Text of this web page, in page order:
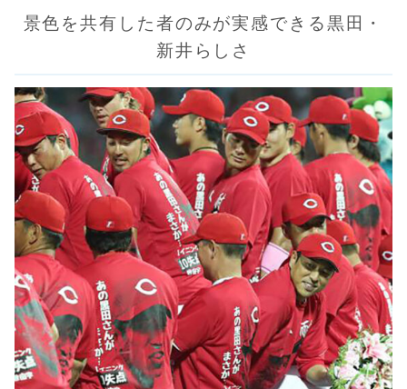
景色を共有した者のみが実感できる黒田・
新井らしさ